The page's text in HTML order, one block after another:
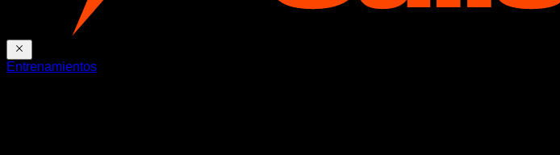
Entrenamientos